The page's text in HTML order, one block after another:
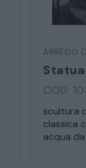
E STRUTTURE
ED ESPOSIZIONE
MUSICALI
ARREDO
COD:
scultura
classica
acqua da